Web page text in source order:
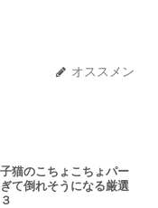
オススメン
子猫のこちょこちょパー
て倒れそうになる厳選